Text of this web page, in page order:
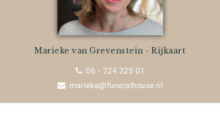
Marieke van Grevenstein - Rijkaart
06 - 224 225 01
marieke@funeralhouse.nl